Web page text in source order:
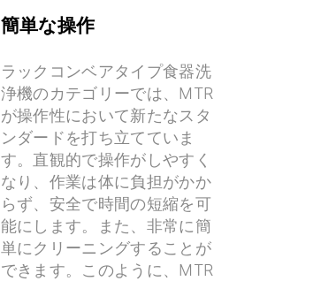
簡単な操作
ラックコンベアタイプ食器洗
浄機のカテゴリーでは、MTR
が操作性において新たなスタ
ンダードを打ち立てていま
す。直観的で操作がしやすく
なり、作業は体に負担がかか
らず、安全で時間の短縮を可
能にします。また、非常に簡
単にクリーニングすることが
できます。このように、MTR